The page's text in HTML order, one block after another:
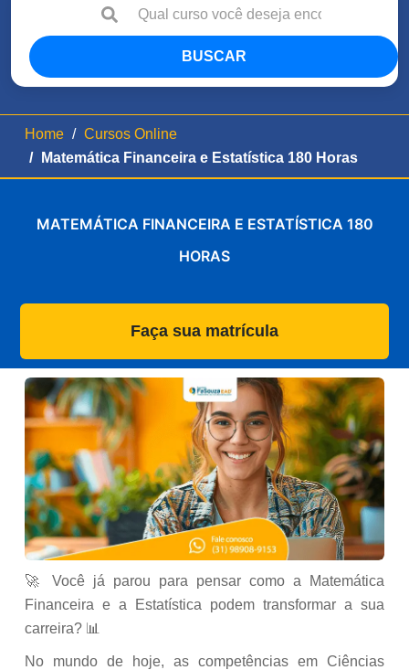
BUSCAR
Home
Cursos Online
Matemática Financeira e Estatística 180 Horas
MATEMÁTICA FINANCEIRA E ESTATÍSTICA 180
HORAS
Faça sua matrícula
🚀 Você já parou para pensar como a Matemática
Financeira e a Estatística podem transformar a sua
carreira? 📊
No mundo de hoje, as competências em Ciências